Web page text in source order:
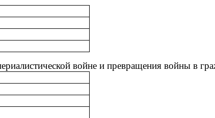
войне и превращения войны в